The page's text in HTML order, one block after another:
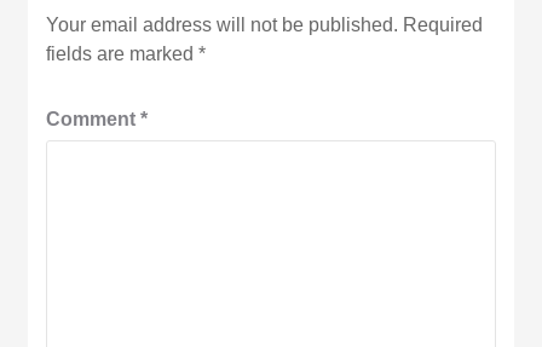
Your email address will not be published. Required
fields are marked*
Comment*